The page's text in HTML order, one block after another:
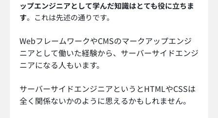
ップエンジニアとして学んだ知識はとても役に立ちま
す。これは先述の通りです。
WebフレームワークやCMSのマークアップエンジ
ニアとして働いた経験から、サーバーサイドエンジ
ニアになる人もいます。
サーバーサイドエンジニアというとHTMLやCSSは
全く関係ないかのように思えるかもしれません。